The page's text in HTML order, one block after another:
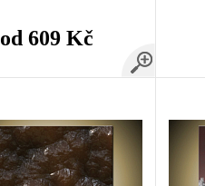
od 609 Kč